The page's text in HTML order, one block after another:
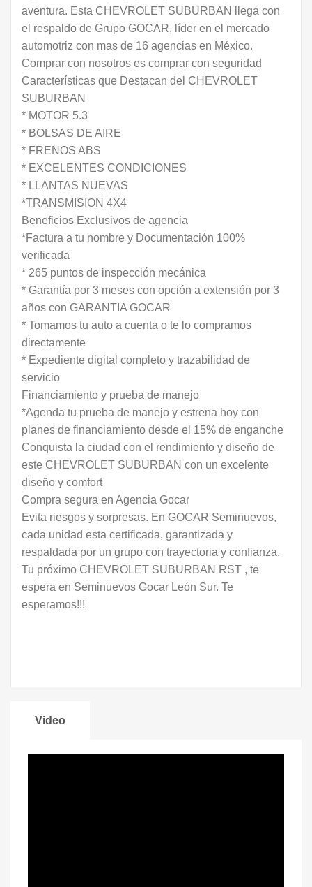
aventura. Esta CHEVROLET SUBURBAN llega con
el respaldo de Grupo GOCAR, líder en el mercado
automotriz con mas de 16 agencias en México.
Comprar con nosotros es comprar con seguridad
Características que Destacan del CHEVROLET
SUBURBAN
* MOTOR 5.3
* BOLSAS DE AIRE
* FRENOS ABS
* EXCELENTES CONDICIONES
* LLANTAS NUEVAS
*TRANSMISION 4X4
Beneficios Exclusivos de agencia
*Factura a tu nombre y Documentación 100%
verificada
* 265 puntos de inspección mecánica
* Garantía por 3 meses con opción a extensión por 3
años con GARANTIA GOCAR
* Tomamos tu auto a cuenta o te lo compramos
directamente
* Expediente digital completo y trazabilidad de
servicio
Financiamiento y prueba de manejo
*Agenda tu prueba de manejo y estrena hoy con
planes de financiamiento desde el 15% de enganche
Conquista la ciudad con el rendimiento y diseño de
este CHEVROLET SUBURBAN con un excelente
diseño y comfort
Compra segura en Agencia Gocar
Evita riesgos y sorpresas. En GOCAR Seminuevos,
cada unidad esta certificada, garantizada y
respaldada por un grupo con trayectoria y confianza.
Tu próximo CHEVROLET SUBURBAN RST , te
espera en Seminuevos Gocar León Sur. Te
esperamos!!!
Video